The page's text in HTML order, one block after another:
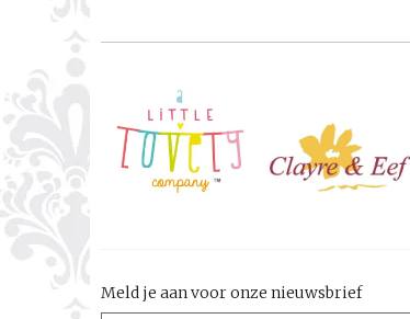
Meld je aan voor onze nieuwsbrief